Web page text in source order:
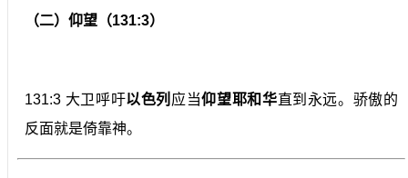
（二）仰望（131:3）
131:3 大卫呼吁以色列 应当仰望耶和华直到永远。骄傲的
反面就是倚靠神。